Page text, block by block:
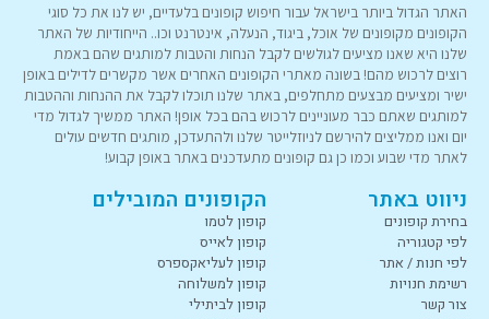
האתר הגדול ביותר בישראל עבור חיפוש קופונים בלעדיים, יש לנו את כל סוגי
הקופונים מקופונים של אוכל, ביגוד, הנעלה, אינטרנט וכו.. הייחודיות של האתר
שלנו היא שאנו מציעים לגולשים לקבל הנחות והטבות למותגים שהם באמת
רוצים לרכוש מהם! בשונה מאתרי הקופונים האחרים אשר מקשרים לדילים באופן
ישיר ומציעים מבצעים מתחלפים, באתר שלנו תוכלו לקבל את ההנחות וההטבות
למותגים שאתם כבר מעוניינים לרכוש בהם בכל אופן! האתר ממשיך לגדול מדי
יום ואנו ממליצים להירשם לניוזלייטר שלנו ולהתעדכן, מותגים חדשים עולים
לאתר מדי שבוע וכמו כן גם קופונים מתעדכנים באתר באופן קבוע!
ניווט באתר
בחירת קופונים
לפי קטגוריה
לפי חנות / אתר
רשימת חנויות
צור קשר
הקופונים המובילים
קופון לטמו
קופון לאייס
קופון לעליאקספרס
קופון למשלוחה
קופון לביתילי